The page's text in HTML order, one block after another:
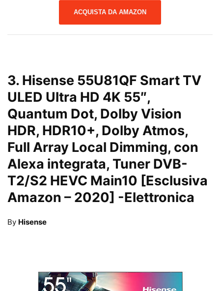
ACQUISTA DA AMAZON
3. Hisense 55U81QF Smart TV
ULED Ultra HD 4K 55″,
Quantum Dot, Dolby Vision
HDR, HDR10+, Dolby Atmos,
Full Array Local Dimming, con
Alexa integrata, Tuner DVB-
T2/S2 HEVC Main10 [Esclusiva
Amazon – 2020] -Elettronica
By Hisense